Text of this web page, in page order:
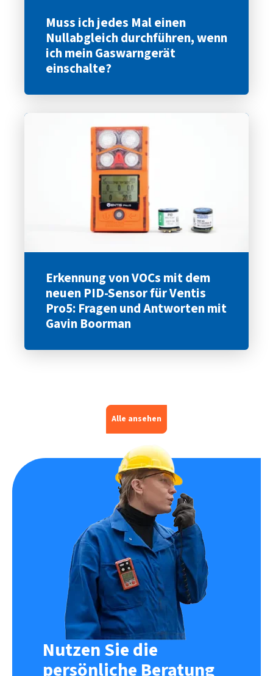
Muss ich jedes Mal einen
Nullabgleich durchführen, wenn
ich mein Gaswarngerät
einschalte?
Erkennung von VOCs mit dem
neuen PID-Sensor für Ventis
Pro5: Fragen und Antworten mit
Gavin Boorman
Alle ansehen
Nutzen Sie die
persönliche Beratung